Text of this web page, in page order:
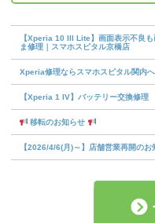
【Xperia 10 III Lite】画面表示不良
ま修理｜スマホスピタル京橋店
Xperia修理ならスマホスピタル関内へ
【Xperia 1 IV】バッテリー交換修理
移転のお知らせ
【2026/4/6(月)～】店舗営業再開のお